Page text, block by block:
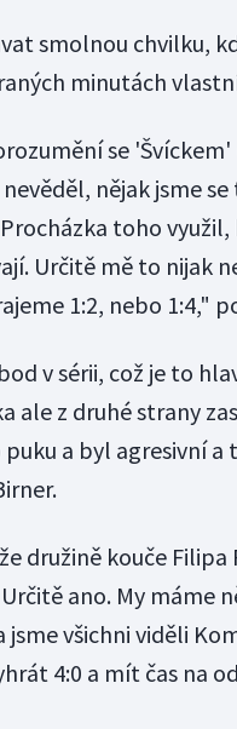
smolnou chvilku,
minutách
se 'Švíckem'
nějak jsme
toho
Určitě mě to nijak
1:2, nebo 1:4,"
v sérii, což je to
ale z druhé strany
puku a byl agresivní
družině kouče
ano. My máme
jsme všichni viděli
4:0 a mít čas na